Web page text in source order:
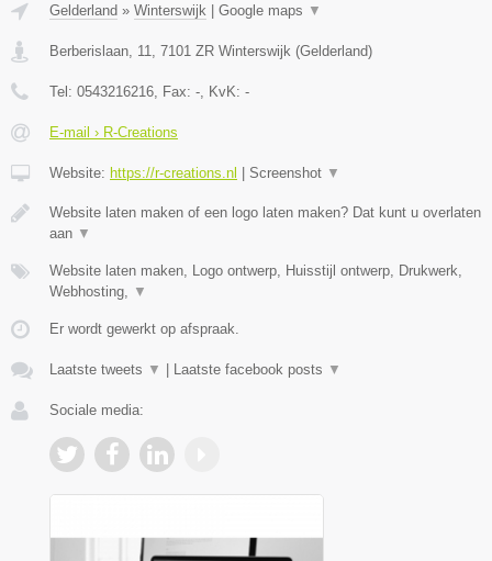
Gelderland » Winterswijk Google maps ▼
Berberislaan, 11 7101 ZR Winterswijk (Gelderland)
Tel: 0543216216 , Fax: - , KvK: -
E-mail › R-Creations
Website: https://r-creations.nl Screenshot ▼
Website laten maken of een logo laten maken? Dat kunt u overlaten
aan ▼
Website laten maken, Logo ontwerp, Huisstijl ontwerp, Drukwerk,
Webhosting,
▼
Er wordt gewerkt op afspraak.
Laatste tweets ▼ Laatste facebook posts ▼
Sociale media: